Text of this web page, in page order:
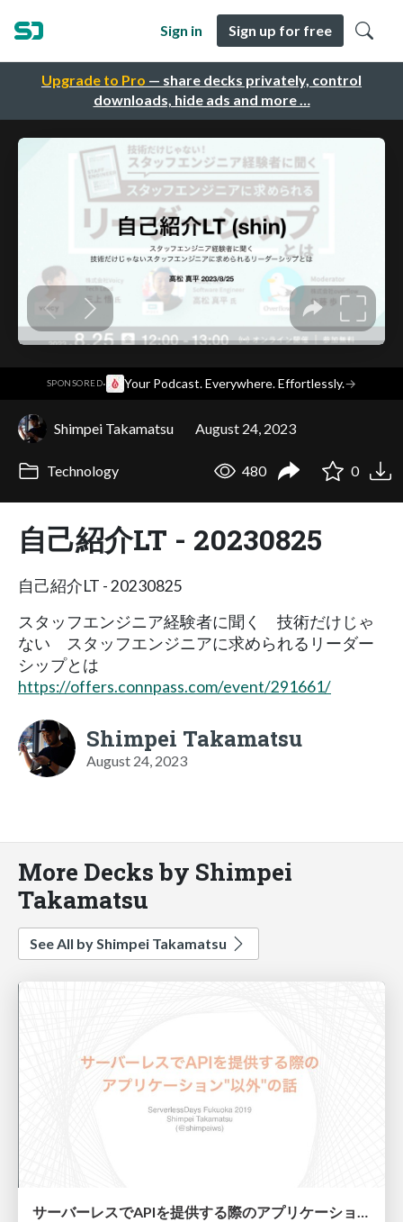
Upgrade to Pro — share decks privately, control
downloads, hide ads and more …
Sign in Sign up for free
SPONSORED· Your Podcast. Everywhere. Effortlessly.→
Shimpei Takamatsu August 24, 2023
Technology 480 0
自己紹介LT - 20230825
自己紹介LT - 20230825
スタッフエンジニア経験者に聞く 技術だけじゃ
ない スタッフエンジニアに求められるリーダー
シップとは
https://offers.connpass.com/event/291661/
Shimpei Takamatsu
August 24, 2023
More Decks by Shimpei
Takamatsu
See All by Shimpei Takamatsu
サーバーレスでAPIを提供する際のアプリケーション"以外"の話 / Talk about Serverless Other than Application